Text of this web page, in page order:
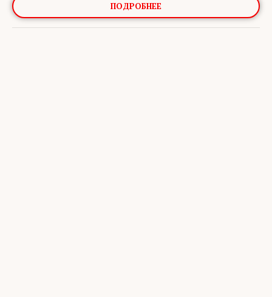
ПОДРОБНЕЕ